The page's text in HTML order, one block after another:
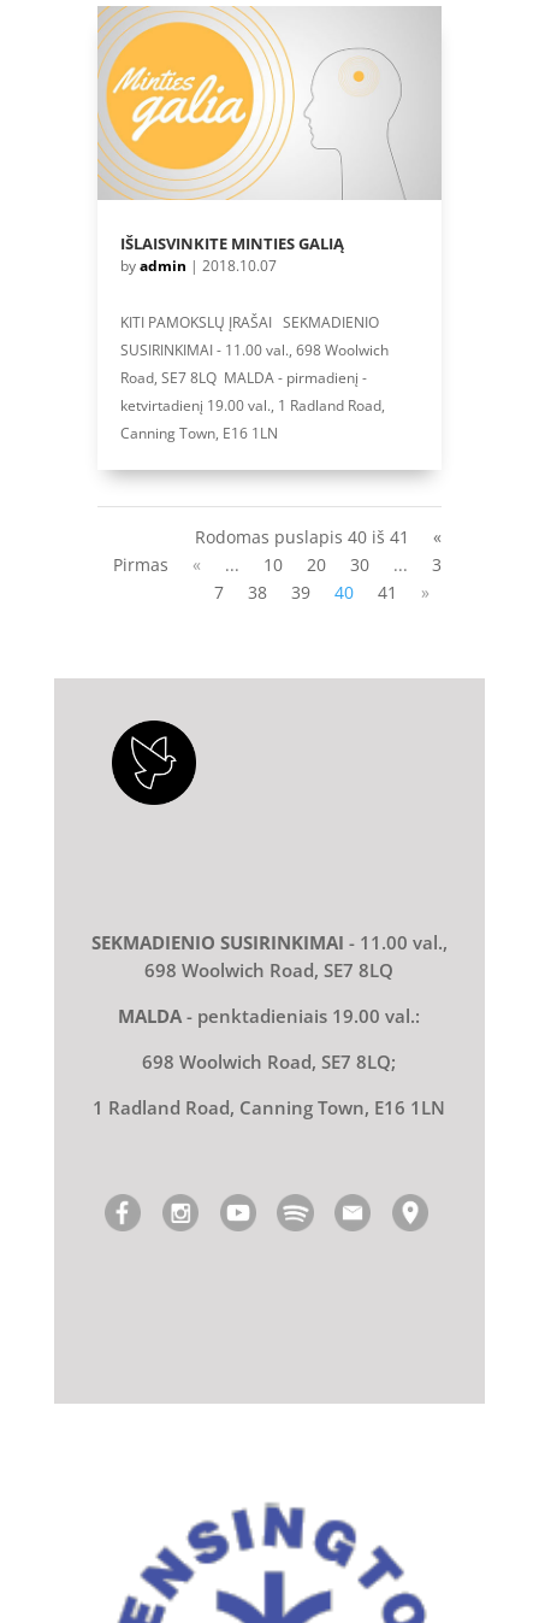
IŠLAISVINKITE MINTIES GALIĄ
byadmin | 2018.10.07
KITI PAMOKSLŲ ĮRAŠAI SEKMADIENIO
SUSIRINKIMAI - 11.00 val., 698 Woolwich
Road, SE7 8LQ MALDA - pirmadienį -
ketvirtadienį 19.00 val., 1 Radland Road,
Canning Town, E16 1LN
Rodomas puslapis 40 iš 41
«
Pirmas
« ... 10 20 30 ...
3
7
38 39 40 41 »
SEKMADIENIO SUSIRINKIMAI - 11.00 val.,
698 Woolwich Road, SE7 8LQ
MALDA- penktadieniais 19.00 val.:
698 Woolwich Road, SE7 8LQ;
1 Radland Road, Canning Town, E16 1LN